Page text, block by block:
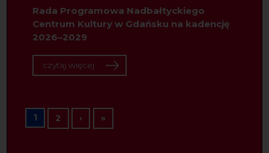
Rada Programowa Nadbałtyckiego
Centrum Kultury w Gdańsku na kadencję
2026–2029
czytaj więcej
Stronicowanie
1 2 › Następna strona
»Ostatnia strona